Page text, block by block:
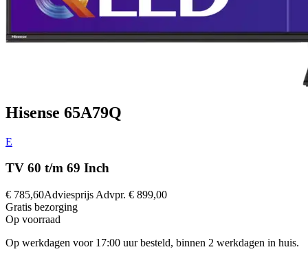
Hisense 65A79Q
E
TV 60 t/m 69 Inch
€ 785,60Adviesprijs Advpr. € 899,00
Gratis bezorging
Op voorraad
Op werkdagen voor 17:00 uur besteld, binnen 2 werkdagen in huis.